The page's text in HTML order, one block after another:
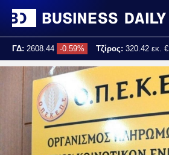
ΓΔ: 2608.44 -0.59% Τζίρος: 320.42 εκ. €
Τελ. ενημέρωση: 17:25:02